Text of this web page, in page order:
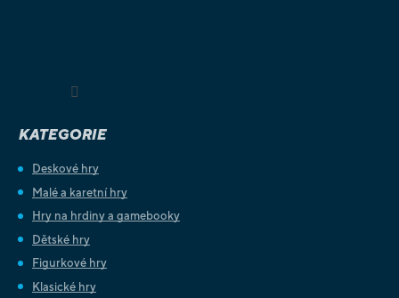
KATEGORIE
Deskové hry
Malé a karetní hry
Hry na hrdiny a gamebooky
Dětské hry
Figurkové hry
Klasické hry